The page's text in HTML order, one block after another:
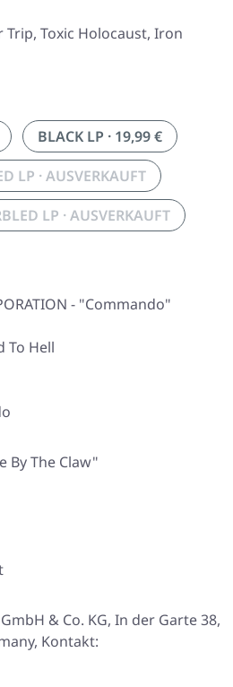
Toxic Holocaust, Iron
BLACK LP · 19,99 €
LP · AUSVERKAUFT
LP · AUSVERKAUFT
- "Commando"
To Hell
By The Claw"
& Co. KG, In der Garte 38,
Kontakt: